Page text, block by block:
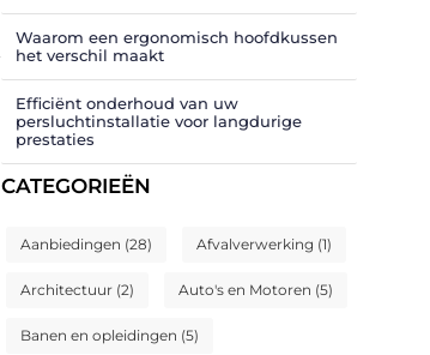
Waarom een ergonomisch hoofdkussen
het verschil maakt
Efficiënt onderhoud van uw
persluchtinstallatie voor langdurige
prestaties
CATEGORIEËN
Aanbiedingen (28) Afvalverwerking (1)
Architectuur (2) Auto's en Motoren (5)
Banen en opleidingen (5)